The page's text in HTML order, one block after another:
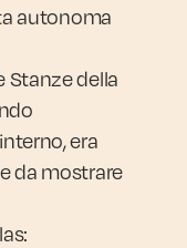
autonoma
Stanze della
era
da mostrare
: